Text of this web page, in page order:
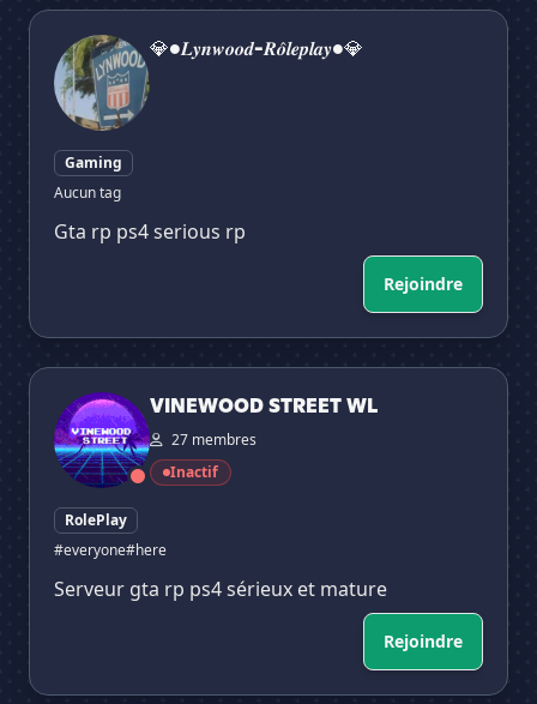
💎•𝑳𝒚𝒏𝒘𝒐𝒐𝒅-𝑹𝒐̂𝒍𝒆𝒑𝒍𝒂𝒚•💎
💎•𝑳𝒚𝒏𝒘𝒐𝒐𝒅-𝑹𝒐̂𝒍𝒆𝒑𝒍𝒂𝒚•💎
Gaming
Aucun tag
Gta rp ps4 serious rp
Rejoindre
VINEWOOD STREET WL
VINEWOOD STREET WL
27 membres
Inactif
RolePlay
#everyone#here
Serveur gta rp ps4 sérieux et mature
Rejoindre